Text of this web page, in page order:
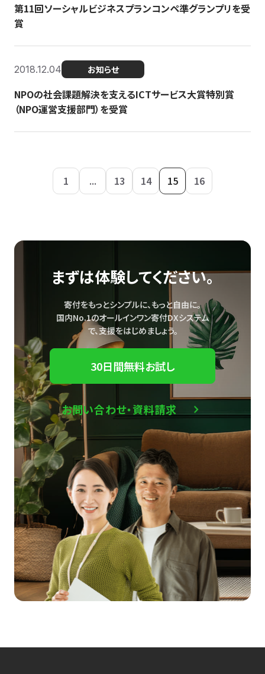
第11回ソーシャルビジネスプランコンペ準グランプリを受
賞
2018.12.04 お知らせ
NPOの社会課題解決を支えるICTサービス大賞特別賞
（NPO運営支援部門）を受賞
1 ... 13 14 15 16
まずは体験してください。
寄付をもっとシンプルに、もっと自由に。
国内No.1のオールインワン寄付DXシステム
で、支援をはじめましょう。
30日間無料お試し
お問い合わせ・資料請求